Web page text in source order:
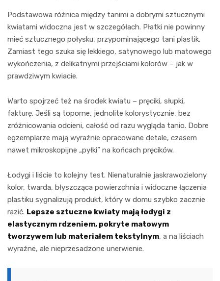
Podstawowa różnica między tanimi a dobrymi sztucznymi
kwiatami widoczna jest w szczegółach. Płatki nie powinny
mieć sztucznego połysku, przypominającego tani plastik.
Zamiast tego szuka się lekkiego, satynowego lub matowego
wykończenia, z delikatnymi przejściami kolorów – jak w
prawdziwym kwiacie.
Warto spojrzeć też na środek kwiatu – pręciki, słupki,
fakturę. Jeśli są toporne, jednolite kolorystycznie, bez
zróżnicowania odcieni, całość od razu wygląda tanio. Dobre
egzemplarze mają wyraźnie opracowane detale, czasem
nawet mikroskopijne „pyłki” na końcach pręcików.
Łodygi i liście to kolejny test. Nienaturalnie jaskrawozielony
kolor, twarda, błyszcząca powierzchnia i widoczne łączenia
plastiku sygnalizują produkt, który w domu szybko zacznie
razić. Lepsze sztuczne kwiaty mają łodygi z
elastycznym rdzeniem, pokryte matowym
tworzywem lub materiałem tekstylnym, a na liściach
wyraźne, ale nieprzesadzone unerwienie.